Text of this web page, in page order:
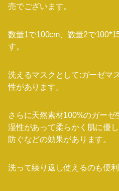
売でございます。
数量1で100cm、数量2で
す。
洗えるマスクとして:ガーゼマ
性があります。
さらに天然素材100%のガー
湿性があって柔らかく肌に優
防ぐなどの効果があります。
洗って繰り返し使えるのも便利